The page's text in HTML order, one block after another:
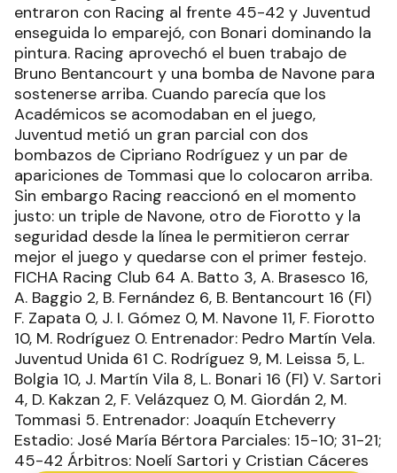
entraron con Racing al frente 45-42 y Juventud
enseguida lo emparejó, con Bonari dominando la
pintura. Racing aprovechó el buen trabajo de
Bruno Bentancourt y una bomba de Navone para
sostenerse arriba. Cuando parecía que los
Académicos se acomodaban en el juego,
Juventud metió un gran parcial con dos
bombazos de Cipriano Rodríguez y un par de
apariciones de Tommasi que lo colocaron arriba.
Sin embargo Racing reaccionó en el momento
justo: un triple de Navone, otro de Fiorotto y la
seguridad desde la línea le permitieron cerrar
mejor el juego y quedarse con el primer festejo.
FICHA Racing Club 64 A. Batto 3, A. Brasesco 16,
A. Baggio 2, B. Fernández 6, B. Bentancourt 16 (FI)
F. Zapata 0, J. I. Gómez 0, M. Navone 11, F. Fiorotto
10, M. Rodríguez 0. Entrenador: Pedro Martín Vela.
Juventud Unida 61 C. Rodríguez 9, M. Leissa 5, L.
Bolgia 10, J. Martín Vila 8, L. Bonari 16 (FI) V. Sartori
4, D. Kakzan 2, F. Velázquez 0, M. Giordán 2, M.
Tommasi 5. Entrenador: Joaquín Etcheverry
Estadio: José María Bértora Parciales: 15-10; 31-21;
45-42 Árbitros: Noelí Sartori y Cristian Cáceres